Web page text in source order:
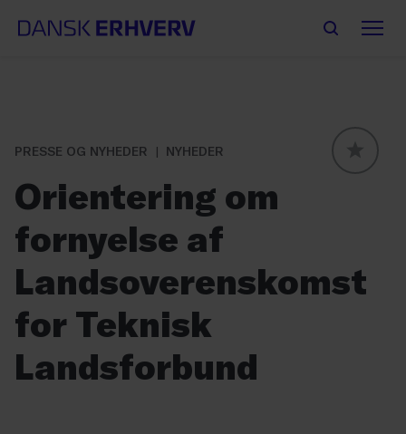
PRESSE OG NYHEDER
NYHEDER
Orientering om
fornyelse af
Landsoverenskomst
for Teknisk
Landsforbund